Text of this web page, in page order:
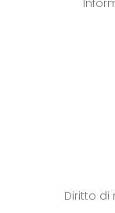
Diritto di